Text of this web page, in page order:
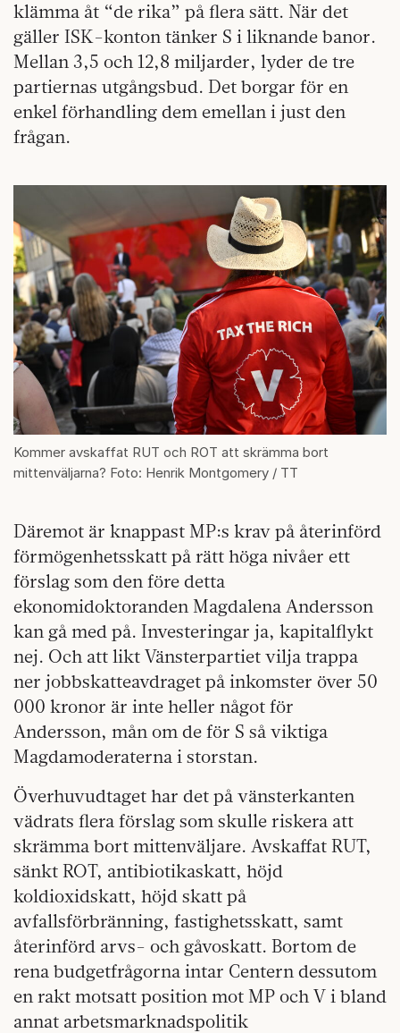
klämma åt “de rika” på flera sätt. När det
gäller ISK-konton tänker S i liknande banor.
Mellan 3,5 och 12,8 miljarder, lyder de tre
partiernas utgångsbud. Det borgar för en
enkel förhandling dem emellan i just den
frågan.
Kommer avskaffat RUT och ROT att skrämma bort
mittenväljarna? Foto: Henrik Montgomery / TT
Däremot är knappast MP:s krav på återinförd
förmögenhetsskatt på rätt höga nivåer ett
förslag som den före detta
ekonomidoktoranden Magdalena Andersson
kan gå med på. Investeringar ja, kapitalflykt
nej. Och att likt Vänsterpartiet vilja trappa
ner jobbskatteavdraget på inkomster över 50
000 kronor är inte heller något för
Andersson, mån om de för S så viktiga
Magdamoderaterna i storstan.
Överhuvudtaget har det på vänsterkanten
vädrats flera förslag som skulle riskera att
skrämma bort mittenväljare. Avskaffat RUT,
sänkt ROT, antibiotikaskatt, höjd
koldioxidskatt, höjd skatt på
avfallsförbränning, fastighetsskatt, samt
återinförd arvs- och gåvoskatt. Bortom de
rena budgetfrågorna intar Centern dessutom
en rakt motsatt position mot MP och V i bland
annat arbetsmarknadspolitik